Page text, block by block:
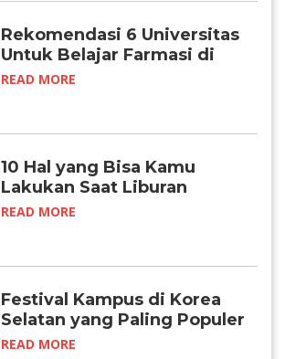
Rekomendasi 6 Universitas
Untuk Belajar Farmasi di
Korea
READ MORE
10 Hal yang Bisa Kamu
Lakukan Saat Liburan
Musim Panas di Korea
READ MORE
Festival Kampus di Korea
Selatan yang Paling Populer
READ MORE